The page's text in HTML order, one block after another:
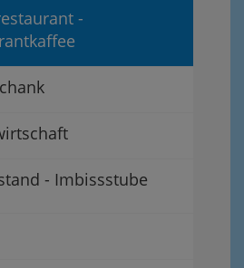
-
- Imbissstube